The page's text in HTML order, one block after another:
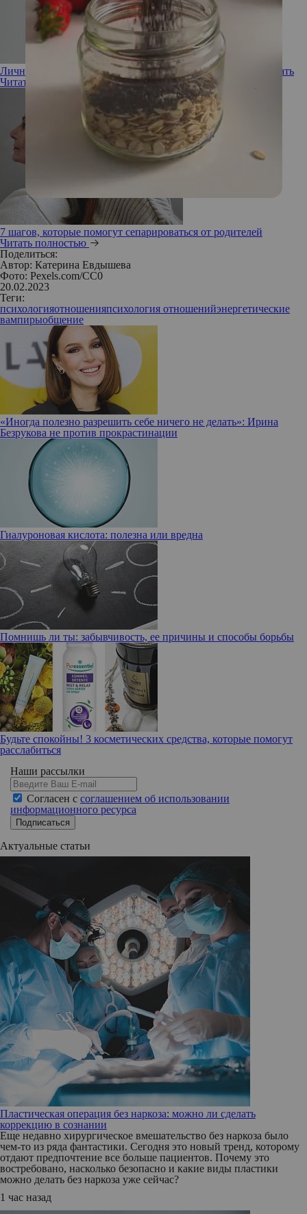
Личные границы: что делать, если вы не умеете их отстаивать
Читать полностью
7 шагов, которые помогут сепарироваться от родителей
Читать полностью
Поделиться:
Автор: Катерина Евдышева
Фото: Pexels.com/CC0
20.02.2023
Теги:
психологияотношенияпсихология отношенийэнергетические
вампирыобщение
«Иногда полезно разрешить себе ничего не делать»: Ирина
Безрукова не против прокрастинации
Гиалуроновая кислота: полезна или вредна
Помнишь ли ты: забывчивость, ее причины и способы борьбы
Будьте спокойны! 3 косметических средства, которые помогут
расслабиться
Наши рассылки
Согласен с соглашением об использовании
информационного ресурса
Подписаться
Актуальные статьи
Пластическая операция без наркоза: можно ли сделать
коррекцию в сознании
Еще недавно хирургическое вмешательство без наркоза было
чем-то из ряда фантастики. Сегодня это новый тренд, которому
отдают предпочтение все больше пациентов. Почему это
востребовано, насколько безопасно и какие виды пластики
можно делать без наркоза уже сейчас?
1 час назад